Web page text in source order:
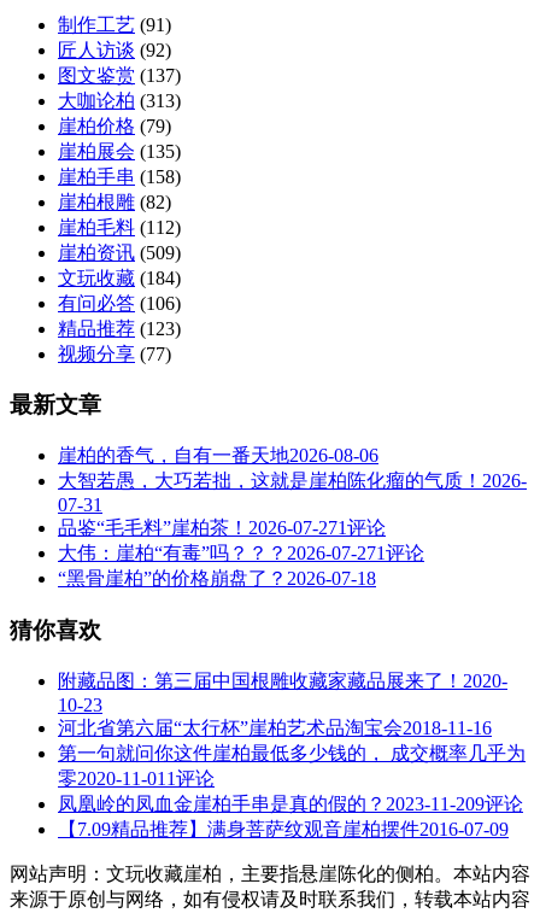
制作工艺 (91)
匠人访谈 (92)
图文鉴赏 (137)
大咖论柏 (313)
崖柏价格 (79)
崖柏展会 (135)
崖柏手串 (158)
崖柏根雕 (82)
崖柏毛料 (112)
崖柏资讯 (509)
文玩收藏 (184)
有问必答 (106)
精品推荐 (123)
视频分享 (77)
最新文章
崖柏的香气，自有一番天地2026-08-06
大智若愚，大巧若拙，这就是崖柏陈化瘤的气质！ 2026-
07-31
品鉴“毛毛料”崖柏茶！ 2026-07-271评论
大伟：崖柏“有毒”吗？？？ 2026-07-271评论
“黑骨崖柏”的价格崩盘了？ 2026-07-18
猜你喜欢
附藏品图：第三届中国根雕收藏家藏品展来了！ 2020-
10-23
河北省第六届“太行杯”崖柏艺术品淘宝会2018-11-16
第一句就问你这件崖柏最低多少钱的， 成交概率几乎为
零2020-11-01 1评论
凤凰岭的凤血金崖柏手串是真的假的？ 2023-11-209评论
【7.09精品推荐】满身菩萨纹观音崖柏摆件2016-07-09
网站声明：文玩收藏崖柏，主要指悬崖陈化的侧柏。本站内容
来源于原创与网络，如有侵权请及时联系我们，转载本站内容